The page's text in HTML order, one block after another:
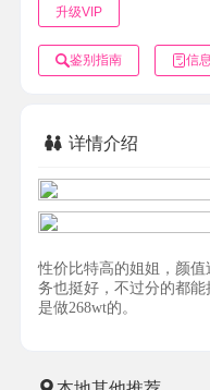
升级VIP
鉴别指南 信
详情介绍
性价比特高的姐姐，颜
务也挺好，不过分的都
是做268wt的。